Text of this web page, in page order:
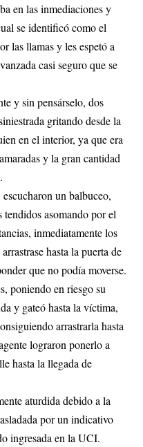
en las inmediaciones y
se identificó como el
las llamas y les espetó a
casi seguro que se
y sin pensárselo, dos
gritando desde la
en el interior, ya que era
y la gran cantidad
un balbuceo,
asomando por el
inmediatamente los
hasta la puerta de
que no podía moverse.
poniendo en riesgo su
y gateó hasta la víctima,
arrastrarla hasta
lograron ponerlo a
hasta la llegada de
aturdida debido a la
por un indicativo
ingresada en la UCI.